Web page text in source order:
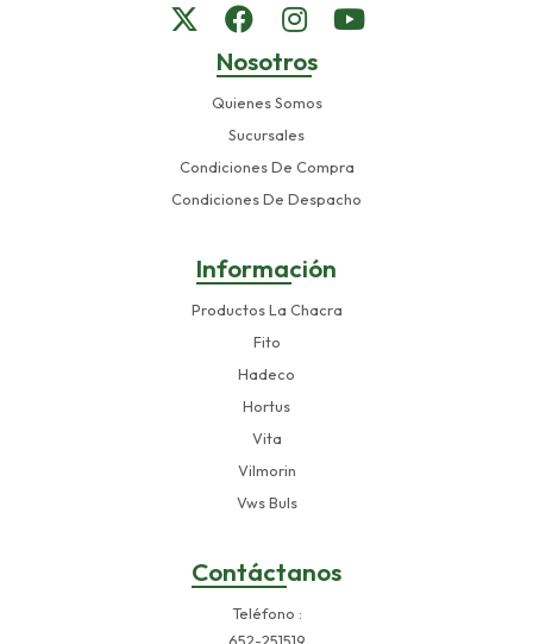
Nosotros
Quienes Somos
Sucursales
Condiciones De Compra
Condiciones De Despacho
Información
Productos La Chacra
Fito
Hadeco
Hortus
Vita
Vilmorin
Vws Buls
Contáctanos
Teléfono
652-251519